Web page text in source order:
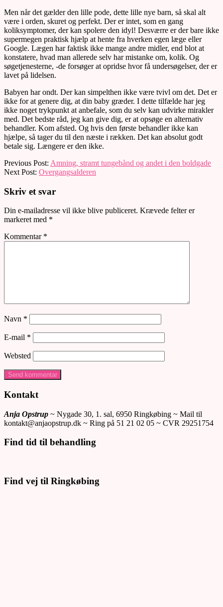
Men når det gælder den lille pode, dette lille nye barn, så skal alt
være i orden, skuret og perfekt. Der er intet, som en gang
koliksymptomer, der kan spolere den idyl! Desværre er der bare ikke
supermegen praktisk hjælp at hente fra hverken egen læge eller
Google. Lægen har faktisk ikke mange andre midler, end blot at
konstatere, hvad man allerede selv har mistanke om, kolik. Og
søgetjenesterne, -de forsøger at opridse hvor få undersøgelser, der er
lavet på lidelsen.
Babyen har ondt. Der kan simpelthen ikke være tvivl om det. Det er
ikke for at genere dig, at din baby græder. I dette tilfælde har jeg
ikke noget trykpunkt at anbefale, som du selv kan udvirke mirakler
med. Det bedste råd, jeg kan give dig, er at opsøge en alternativ
behandler. Kom afsted. Og hvis den første behandler ikke kan
hjælpe, så tager du til den næste i rækken. Det kan absolut godt
betale sig. Længere er den ikke.
2018-
11-
Previous Post: Amning, stramt tungebånd og andet i den boldgade
Next Post: Overgangsalderen
Skriv et svar
Din e-mailadresse vil ikke blive publiceret. Krævede felter er
markeret med *
Kommentar *
Navn *
E-mail *
Websted
Kontakt
Anja Opstrup ~ Nygade 30, 1. sal, 6950 Ringkøbing ~ Mail til
kontakt@anjaopstrup.dk ~ Ring på 51 21 02 05 ~ CVR 29251754
Find tid til behandling
Find vej til Ringkøbing